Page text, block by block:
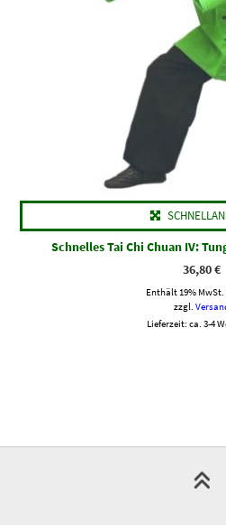
Schnelles Tai Chi Chuan IV:
36,80€
Enthält 19% MwSt.
zzgl.
Lieferzeit: ca. 3-4